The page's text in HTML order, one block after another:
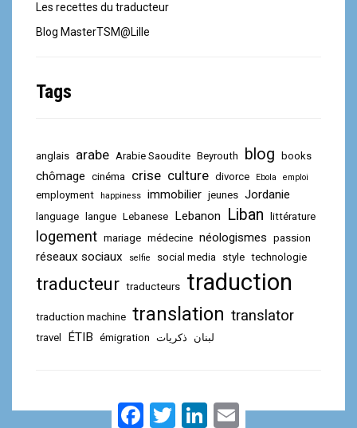
Les recettes du traducteur
Blog MasterTSM@Lille
Tags
anglais arabe Arabie Saoudite Beyrouth blog books
chômage cinéma crise culture divorce Ebola emploi
employment happiness immobilier jeunes Jordanie
language langue Lebanese Lebanon Liban littérature
logement mariage médecine néologismes passion
réseaux sociaux selfie social media style technologie
traducteur traducteurs traduction
traduction machine translation translator
travel ÉTIB émigration ذكريات لبنان
T